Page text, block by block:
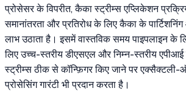
प्रोसेसर के विपरीत, कैका स्ट्रीम्स एप्लिकेशन
समानांतरता और प्रतिरोध के लिए कैका के
लाभ उठाता है। इसमें वास्तविक समय पाइपलाइन के
लिए उच्च-स्तरीय डीएसएल और निम्न-स्तरीय
स्ट्रीम्स ठीक से कॉन्फ़िगर किए जाने पर
प्रोसेसिंग गारंटी भी प्रदान करता है।